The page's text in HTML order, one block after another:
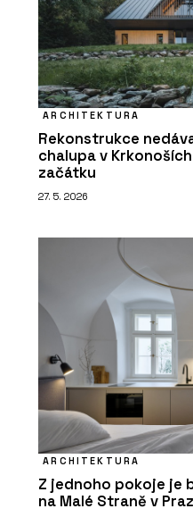
ARCHITEKTURA
Rekonstrukce
chalupa v
začátku
27. 5. 2026
ARCHITEKTURA
Z jednoho pokoje je
na Malé Straně v